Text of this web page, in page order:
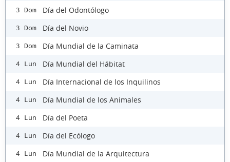
3 Dom Día del Odontólogo
3 Dom Día del Novio
3 Dom Día Mundial de la Caminata
4 Lun Día Mundial del Hábitat
4 Lun Día Internacional de los Inquilinos
4 Lun Día Mundial de los Animales
4 Lun Día del Poeta
4 Lun Día del Ecólogo
4 Lun Día Mundial de la Arquitectura